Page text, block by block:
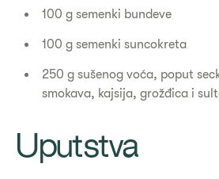
100 g semenki bundeve
100 g semenki suncokreta
250 g sušenog voća, poput
smokava, kajsija, grožđica i
Uputstva